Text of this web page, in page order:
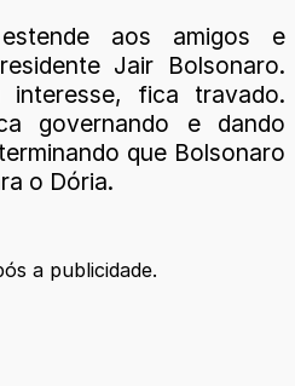
aos amigos e
Jair Bolsonaro.
fica travado.
governando e dando
que Bolsonaro
o Dória.
a publicidade.